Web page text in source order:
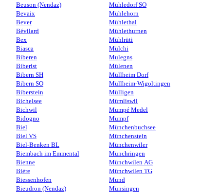
Beuson (Nendaz)
Bevaix
Bever
Bévilard
Bex
Biasca
Biberen
Biberist
Bibern SH
Bibern SO
Biberstein
Bichelsee
Bichwil
Bidogno
Biel
Biel VS
Biel-Benken BL
Biembach im Emmental
Bienne
Bière
Biessenhofen
Bieudron (Nendaz)
Mühledorf SO
Mühlehorn
Mühlethal
Mühlethurnen
Mühlrüti
Mülchi
Mulegns
Mülenen
Müllheim Dorf
Müllheim-Wigoltingen
Mülligen
Mümliswil
Mumpé Medel
Mumpf
Münchenbuchsee
Münchenstein
Münchenwiler
Münchringen
Münchwilen AG
Münchwilen TG
Mund
Münsingen